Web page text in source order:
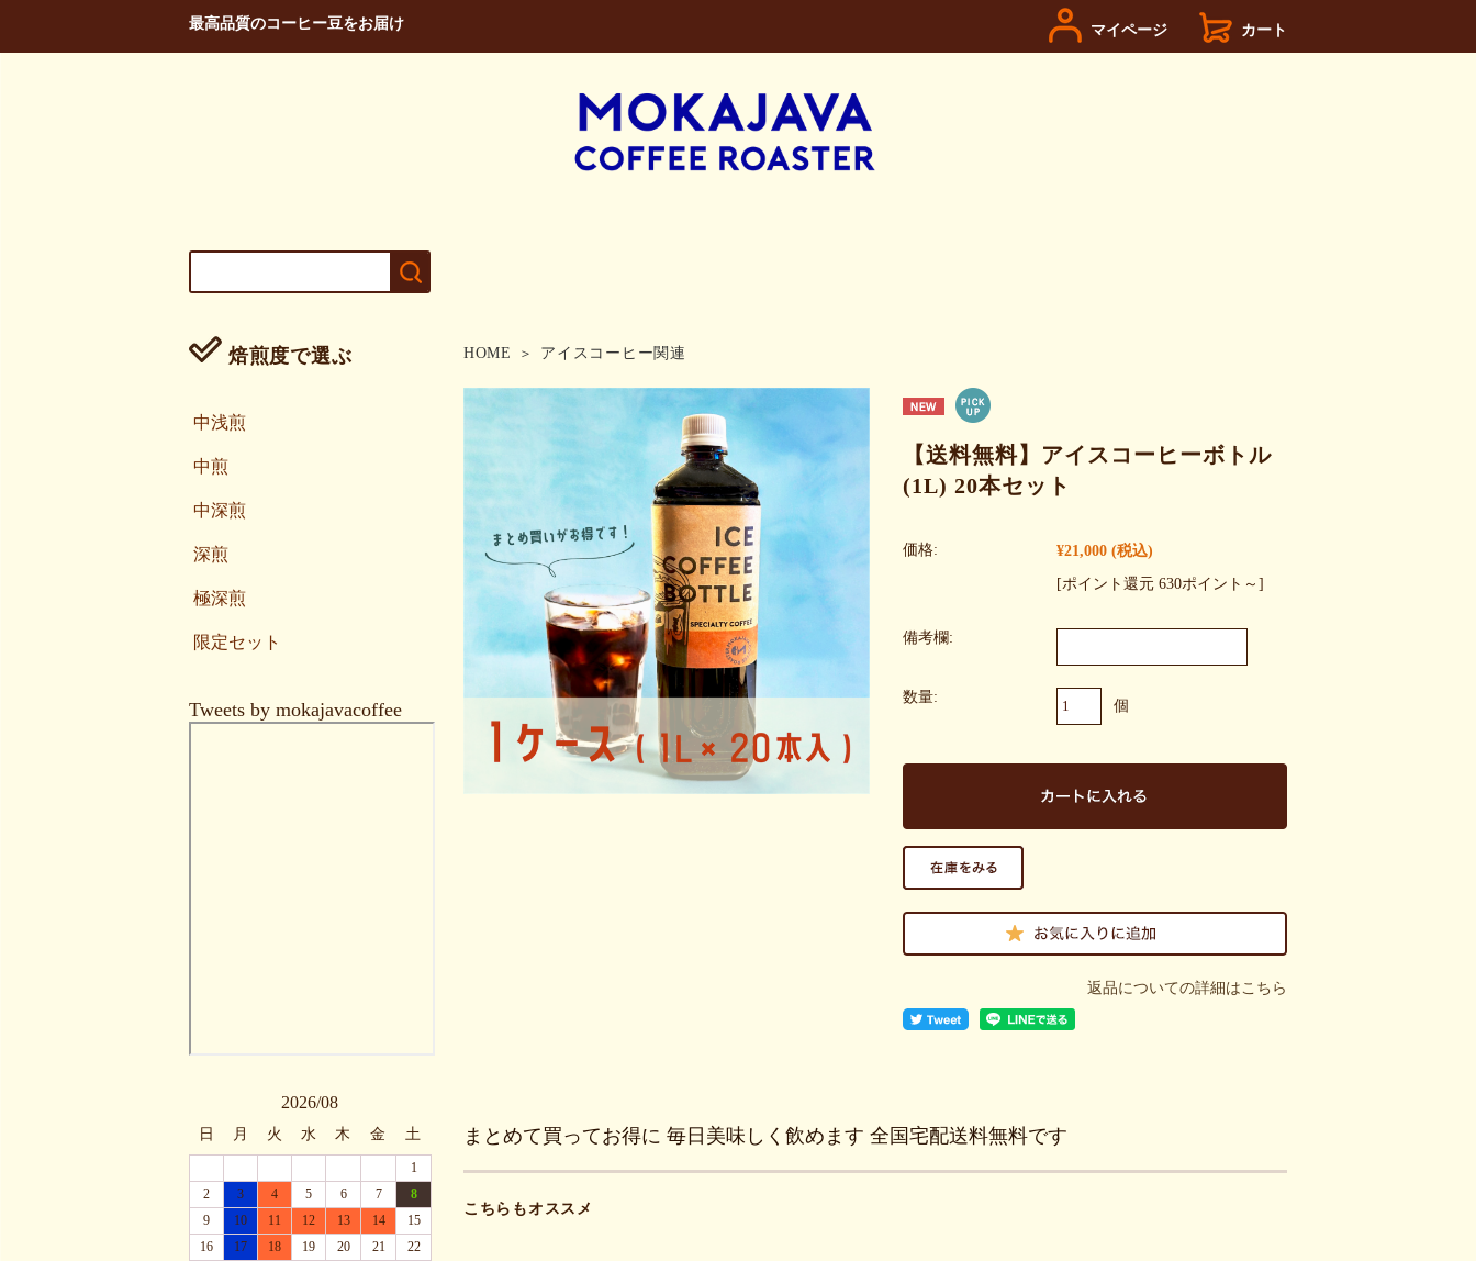
最高品質のコーヒー豆をお届け マイページ カート
HOME アイスコーヒー関連
【送料無料】アイスコーヒーボトル
(1L) 20本セット
価格: ¥21,000 (税込)
[ポイント還元 630ポイント～]
備考欄:
数量:
個
返品についての詳細はこちら
まとめて買ってお得に 毎日美味しく飲めます 全国宅配送料無料です
こちらもオススメ
焙煎度で選ぶ
中浅煎
中煎
中深煎
深煎
極深煎
限定セット
Tweets by mokajavacoffee
2026/08
日 月 火 水 木 金 土
1
2
3 4 5 6 7
8
9
10 11 12 13 14
15
16
17 18 19 20 21
22